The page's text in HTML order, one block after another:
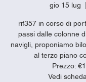
gio 15 lug
rif357 in corso di
passi dalle colonne
navigli, proponiamo
al terzo piano
Prezzo:
Vedi